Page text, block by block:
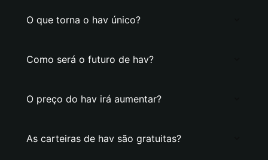
O que torna o hav único?
Como será o futuro de hav?
O preço do hav irá aumentar?
As carteiras de hav são gratuitas?